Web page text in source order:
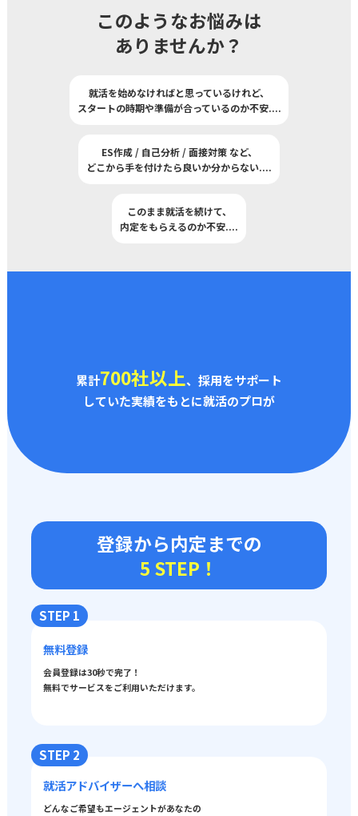
このようなお悩みは
ありませんか？
就活を始めなければと思っているけれど、
スタートの時期や準備が合っているのか不安....
ES作成 / 自己分析 / 面接対策 など、
どこから手を付けたら良いか分からない....
このまま就活を続けて、
内定をもらえるのか不安....
累計700社以上、採用をサポート
していた実績をもとに就活のプロが
登録から内定までの
5 STEP！
STEP 1
無料登録
会員登録は30秒で完了！
無料でサービスをご利用いただけます。
STEP 2
就活アドバイザーへ相談
どんなご希望もエージェントがあなたの